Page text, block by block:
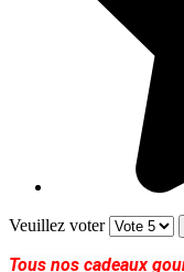
Veuillez voter
Tous nos cadeaux